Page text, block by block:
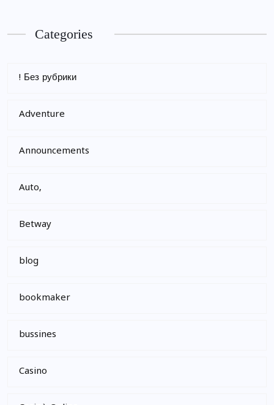
Categories
! Без рубрики
Adventure
Announcements
Auto,
Betway
blog
bookmaker
bussines
Casino